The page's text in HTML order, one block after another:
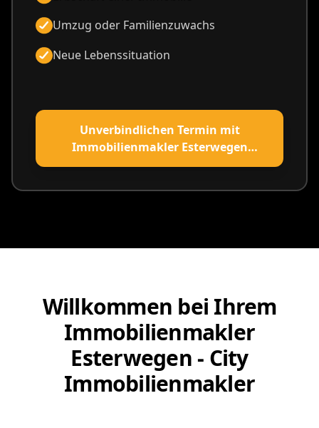
Umzug oder Familienzuwachs
Neue Lebenssituation
Unverbindlichen Termin mit
Immobilienmakler Esterwegen
vereinbaren
Willkommen bei Ihrem
Immobilienmakler
Esterwegen - City
Immobilienmakler